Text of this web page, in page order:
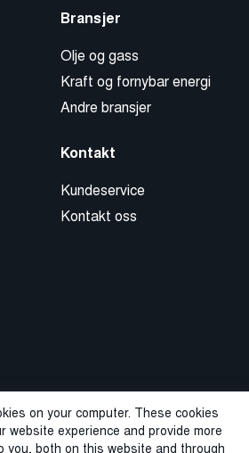
on your computer. These cookies
website experience and provide more
you, both on this website and through
Bransjer
Olje og gass
Kraft og fornybar energi
Andre bransjer
Kontakt
Kundeservice
Kontakt oss
© 2026 Cegal